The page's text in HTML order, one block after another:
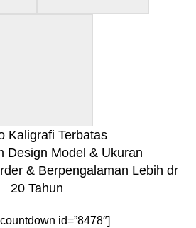
Kaligrafi Terbatas
Design Model & Ukuran
& Berpengalaman Lebih dr
20 Tahun
id=”8478″]